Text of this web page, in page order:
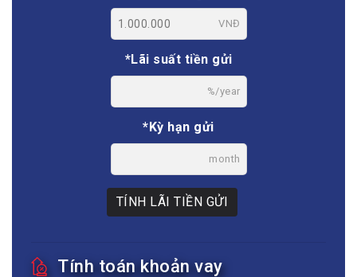
VNĐ
*Lãi suất tiền gửi
%/year
*Kỳ hạn gửi
month
TÍNH LÃI TIỀN GỬI
Tính toán khoản vay